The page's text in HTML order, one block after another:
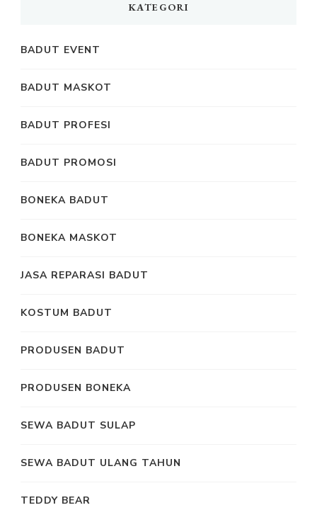
KATEGORI
BADUT EVENT
BADUT MASKOT
BADUT PROFESI
BADUT PROMOSI
BONEKA BADUT
BONEKA MASKOT
JASA REPARASI BADUT
KOSTUM BADUT
PRODUSEN BADUT
PRODUSEN BONEKA
SEWA BADUT SULAP
SEWA BADUT ULANG TAHUN
TEDDY BEAR